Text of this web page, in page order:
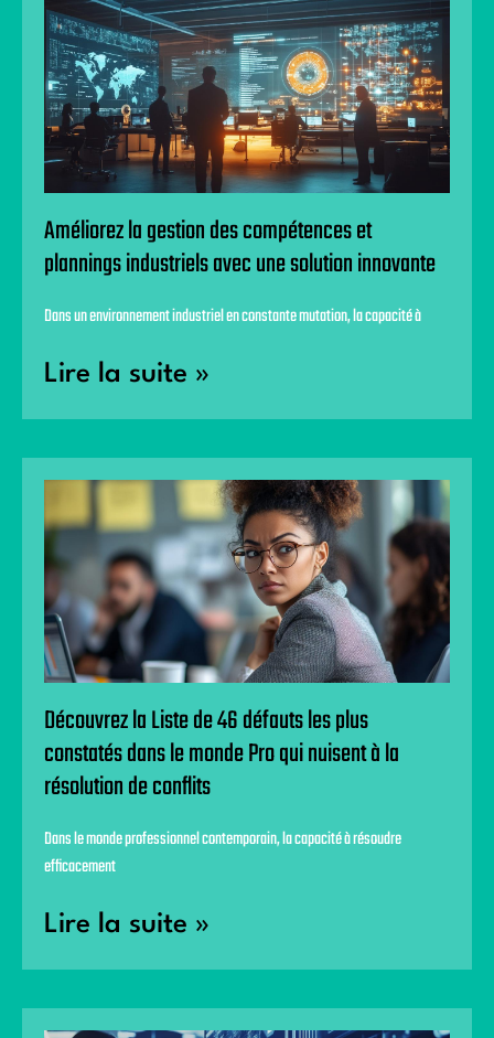
Améliorez la gestion des compétences et
plannings industriels avec une solution innovante
Dans un environnement industriel en constante mutation, la capacité à
Lire la suite »
Découvrez la Liste de 46 défauts les plus
constatés dans le monde Pro qui nuisent à la
résolution de conflits
Dans le monde professionnel contemporain, la capacité à résoudre
efficacement
Lire la suite »